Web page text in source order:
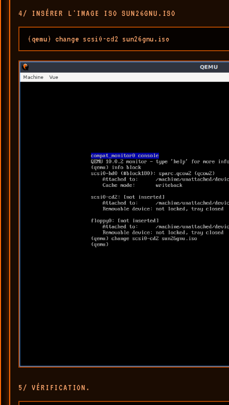
4/ INSÉRER L'IMAGE ISO SUN26GNU.ISO
(qemu) change scsi0-cd2 sun26gnu.iso
5/ VÉRIFICATION.